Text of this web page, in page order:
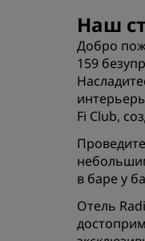
Наш
Добро
159
Fi Club,
в баре у
Отель